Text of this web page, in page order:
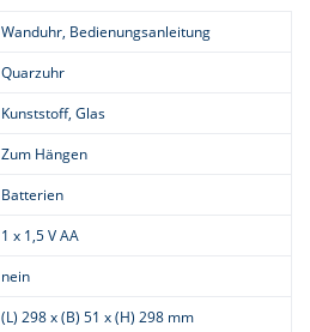
Wanduhr, Bedienungsanleitung
Quarzuhr
Kunststoff, Glas
Zum Hängen
Batterien
1 x 1,5 V AA
nein
(L) 298 x (B) 51 x (H) 298 mm